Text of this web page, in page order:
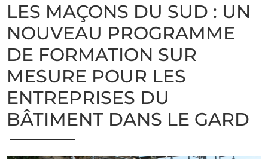
LES MAÇONS DU SUD : UN
NOUVEAU PROGRAMME
DE FORMATION SUR
MESURE POUR LES
ENTREPRISES DU
BÂTIMENT DANS LE GARD